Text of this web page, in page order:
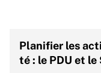
Planifier les
té : le PDU et le